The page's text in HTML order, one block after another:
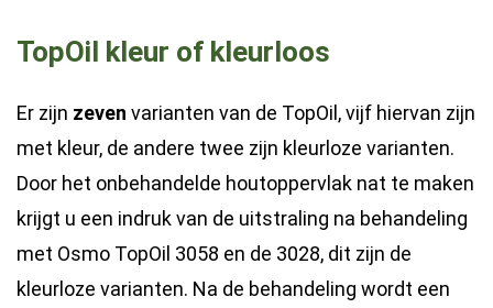
TopOil kleur of kleurloos
Er zijn zeven varianten van de TopOil, vijf hiervan zijn
met kleur, de andere twee zijn kleurloze varianten.
Door het onbehandelde houtoppervlak nat te maken
krijgt u een indruk van de uitstraling na behandeling
met Osmo TopOil 3058 en de 3028, dit zijn de
kleurloze varianten. Na de behandeling wordt een